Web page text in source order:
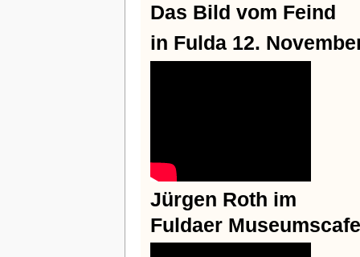
Das Bild vom Feind
in Fulda 12.
Jürgen Roth im
Fuldaer